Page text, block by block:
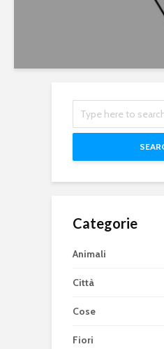
Categorie
Animali
Città
Cose
Fiori